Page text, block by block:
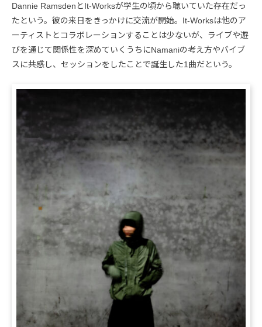
Dannie RamsdenとIt-Worksが学生の頃から聴いていた存在だっ
たという。彼の来日をきっかけに交流が開始。It-Worksは他のア
ーティストとコラボレーションすることは少ないが、ライブや遊
びを通じて関係性を深めていくうちにNamaniの考え方やバイブ
スに共感し、セッションをしたことで誕生した1曲だという。